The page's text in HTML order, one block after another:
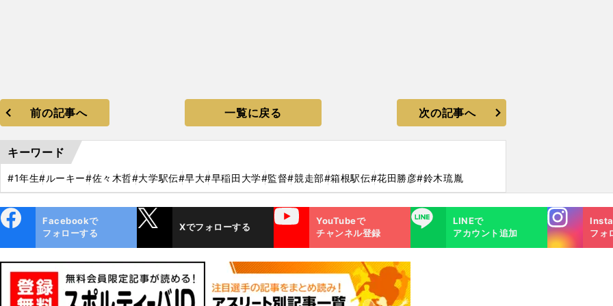
前の記事へ 一覧に戻る 次の記事へ
キーワード
#1年生#ルーキー#佐々木哲#大学駅伝#早大#早稲田大学#監督#競走部#箱根駅伝#花田勝彦#鈴木琉胤
ok
Facebookで
フォローする
Xでフォローする
YouTube
YouTubeで
チャンネル登録
LINE
LINEで
アカウント追加
Instagra
m
フォ